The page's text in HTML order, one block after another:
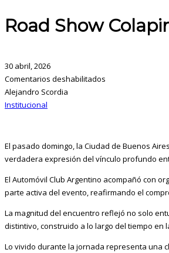
Road Show
30 abril, 2026
Comentarios deshabilitados
Alejandro Scordia
Institucional
El pasado domingo, la Ciudad de Buenos
verdadera expresión del vínculo profundo
El Automóvil Club Argentino acompañó con
parte activa del evento, reafirmando el
La magnitud del encuentro reflejó no solo
distintivo, construido a lo largo del tiempo en
Lo vivido durante la jornada representa una